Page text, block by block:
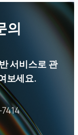
의
서비스로 관
보세요.